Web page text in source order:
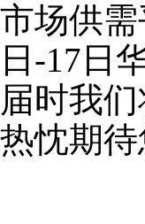
市场供
日-17日
届时我
热忱期待